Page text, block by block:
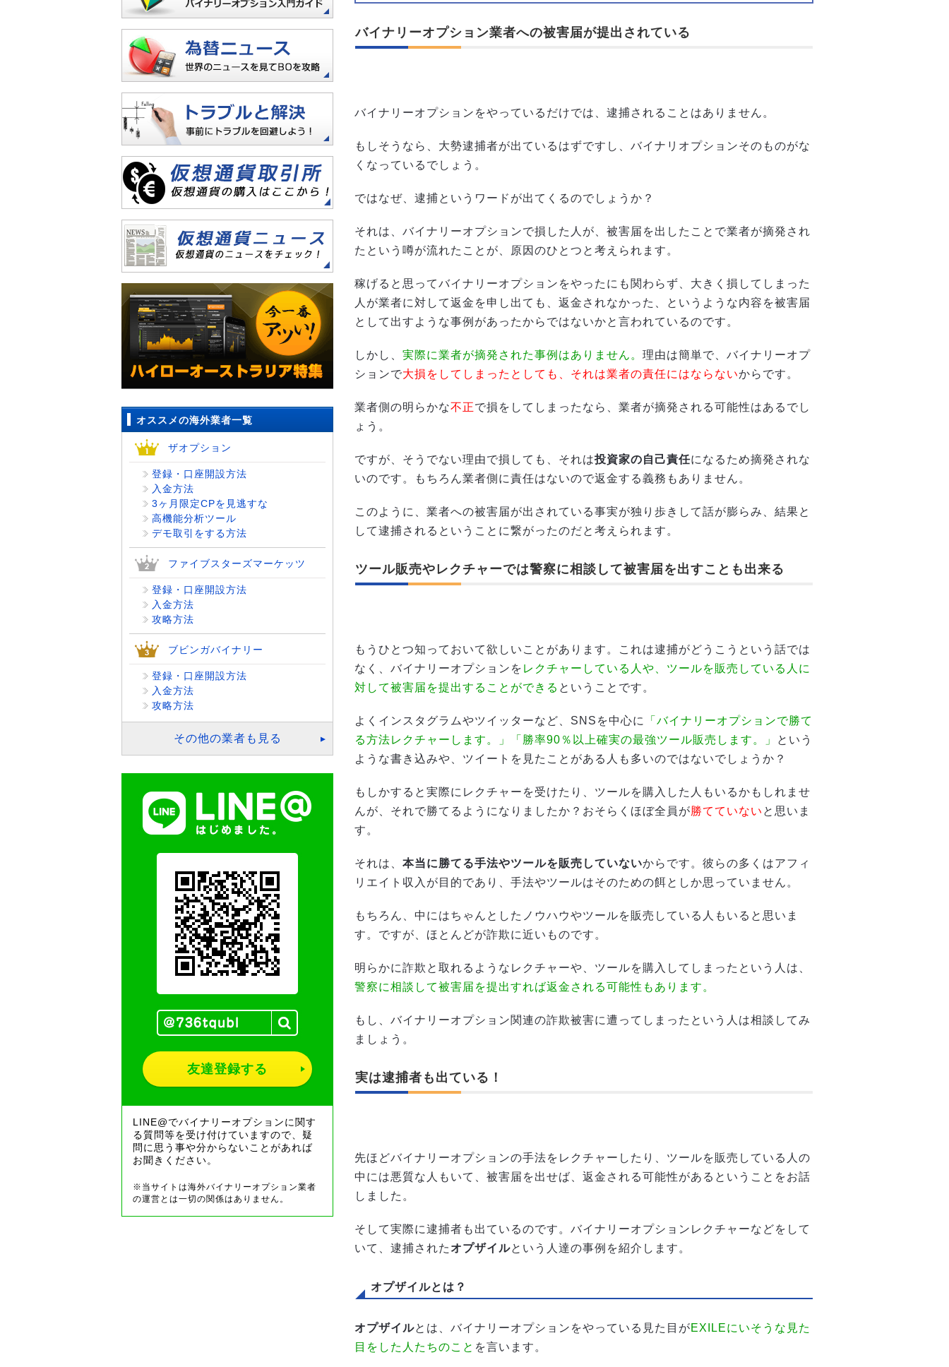
バイナリーオプション業者への被害届が提出されている
バイナリーオプションをやっているだけでは、逮捕されることはありません。
もしそうなら、大勢逮捕者が出ているはずですし、バイナリオプションそのものがな
くなっているでしょう。
ではなぜ、逮捕というワードが出てくるのでしょうか？
それは、バイナリーオプションで損した人が、被害届を出したことで業者が摘発され
たという噂が流れたことが、原因のひとつと考えられます。
稼げると思ってバイナリーオプションをやったにも関わらず、大きく損してしまった
人が業者に対して返金を申し出ても、返金されなかった、というような内容を被害届
として出すような事例があったからではないかと言われているのです。
しかし、 実際に業者が摘発された事例はありません。 理由は簡単で、バイナリーオプ
ションで大損をしてしまったとしても、それは業者の責任にはならないからです。
業者側の明らかな不正で損をしてしまったなら、業者が摘発される可能性はあるでし
ょう。
ですが、そうでない理由で損しても、それは投資家の自己責任になるため摘発されな
いのです。もちろん業者側に責任はないので返金する義務もありません。
このように、業者への被害届が出されている事実が独り歩きして話が膨らみ、結果と
して逮捕されるということに繋がったのだと考えられます。
ツール販売やレクチャーでは警察に相談して被害届を出すことも出来る
もうひとつ知っておいて欲しいことがあります。これは逮捕がどうこうという話では
なく、バイナリーオプションを レクチャーしている人や、ツールを販売している人に
対して被害届を提出することができる ということです。
よくインスタグラムやツイッターなど、SNSを中心に
「バイナリーオプションで勝て
る方法レクチャーします。」「勝率90％以上確実の最強ツール販売します。」
という
ような書き込みや、ツイートを見たことがある人も多いのではないでしょうか？
もしかすると実際にレクチャーを受けたり、ツールを購入した人もいるかもしれませ
んが、それで勝てるようになりましたか？おそらくほぼ全員が勝てていない と思いま
す。
それは、 本当に勝てる手法やツールを販売していないからです。彼らの多くはアフィ
リエイト収入が目的であり、手法やツールはそのための餌としか思っていません。
もちろん、中にはちゃんとしたノウハウやツールを販売している人もいると思いま
す。ですが、ほとんどが詐欺に近いものです。
明らかに詐欺と取れるようなレクチャーや、ツールを購入してしまったという人は、
警察に相談して被害届を提出すれば返金される可能性もあります。
もし、バイナリーオプション関連の詐欺被害に遭ってしまったという人は相談してみ
ましょう。
実は逮捕者も出ている！
先ほどバイナリーオプションの手法をレクチャーしたり、ツールを販売している人の
中には悪質な人もいて、被害届を出せば、返金される可能性があるということをお話
しました。
そして実際に逮捕者も出ているのです。バイナリーオプションレクチャーなどをして
いて、逮捕された オプザイルという人達の事例を紹介します。
オプザイルとは？
オプザイルとは、バイナリーオプションをやっている見た目がEXILEにいそうな見た
目をした人たちのこと を言います。
オススメの海外業者一覧
ザオプション
登録・口座開設方法
入金方法
3ヶ月限定CPを見逃すな
高機能分析ツール
デモ取引をする方法
ファイブスターズマーケッツ
登録・口座開設方法
入金方法
攻略方法
ブビンガバイナリー
登録・口座開設方法
入金方法
攻略方法
その他の業者も見る
友達登録する
LINE@でバイナリーオプションに関す
る質問等を受け付けていますので、疑
問に思う事や分からないことがあれば
お聞きください。
※当サイトは海外バイナリーオプション業者
の運営とは一切の関係はありません。